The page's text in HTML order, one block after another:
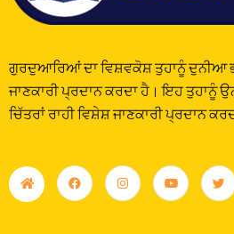
ਗੁਰਦੁਆਰਿਆਂ ਦਾ ਵਿਸ਼ਵਕੋਸ਼ ਤੁਹਾਨੂੰ ਦੁਨੀਆ
ਜਾਣਕਾਰੀ ਪ੍ਰਦਾਨ ਕਰਦਾ ਹੈ। ਇਹ ਤੁਹਾਨੂੰ
ਚਿੱਤਰਾਂ ਰਾਹੀ ਵਿਸ਼ੇਸ਼ ਜਾਣਕਾਰੀ ਪ੍ਰਦਾਨ